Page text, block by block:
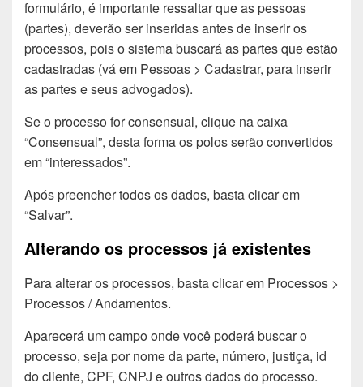
formulário, é importante ressaltar que as pessoas
(partes), deverão ser inseridas antes de inserir os
processos, pois o sistema buscará as partes que estão
cadastradas (vá em Pessoas > Cadastrar, para inserir
as partes e seus advogados).
Se o processo for consensual, clique na caixa
“Consensual”, desta forma os polos serão convertidos
em “interessados”.
Após preencher todos os dados, basta clicar em
“Salvar”.
Alterando os processos já existentes
Para alterar os processos, basta clicar em Processos >
Processos / Andamentos.
Aparecerá um campo onde você poderá buscar o
processo, seja por nome da parte, número, justiça, id
do cliente, CPF, CNPJ e outros dados do processo.